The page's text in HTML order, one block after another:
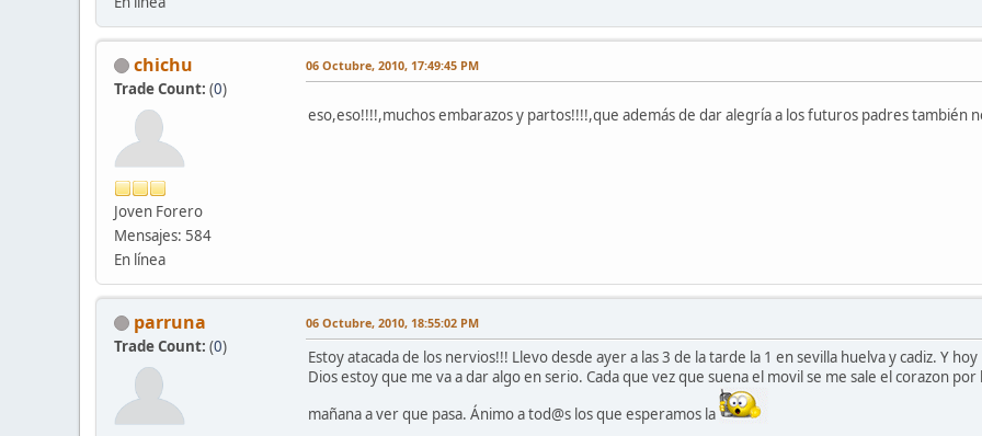
chichu
Trade Count: (0)
Joven Forero
Mensajes: 584
En línea
06 Octubre, 2010, 17:49:45 PM
eso,eso!!!!,muchos embarazos y partos!!!!,que además de dar alegría a los futuros padres también
parruna
Trade Count: (0)
06 Octubre, 2010, 18:55:02 PM
Estoy atacada de los nervios!!! Llevo desde ayer a las 3 de la tarde la 1 en sevilla huelva y cadiz. Y
Dios estoy que me va a dar algo en serio. Cada que vez que suena el movil se me sale el corazon
mañana a ver que pasa. Ánimo a tod@s los que esperamos la